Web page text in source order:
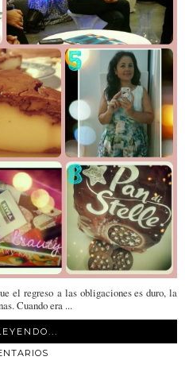
el regreso a las obligaciones es duro, la
Cuando era ...